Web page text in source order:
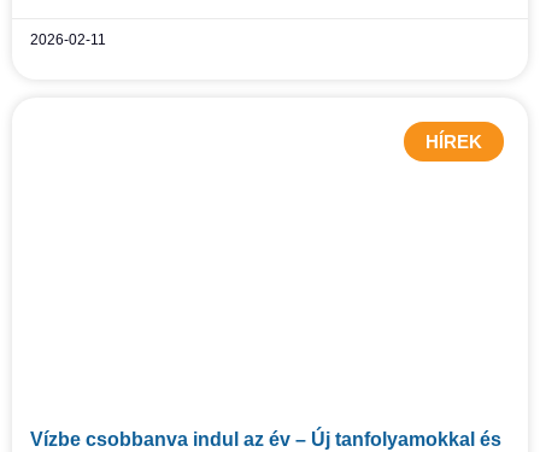
2026-02-11
HÍREK
Vízbe csobbanva indul az év – Új tanfolyamokkal és